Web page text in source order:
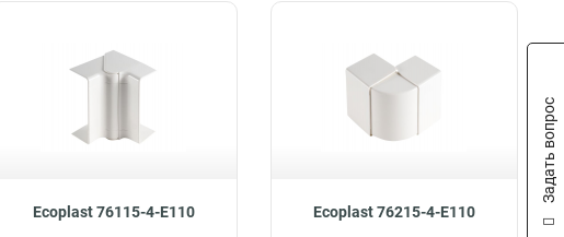
Ecoplast 76115-4-E110 Ecoplast 76215-4-E110
Задать вопрос